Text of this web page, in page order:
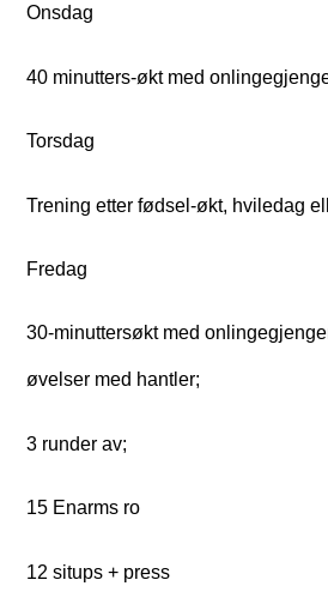
Onsdag
40 minutters-økt med
Torsdag
Trening etter fødsel-økt, hviledag
Fredag
30-minuttersøkt med
øvelser med hantler;
3 runder av;
15 Enarms ro
12 situps + press